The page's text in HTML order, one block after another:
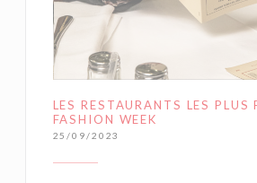
LES RESTAURANTS LES PLUS
FASHION WEEK
25/09/2023